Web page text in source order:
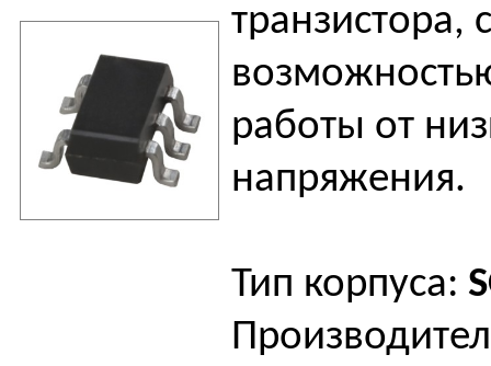
транзистора, с
работы от
напряжения.
Тип корпуса: